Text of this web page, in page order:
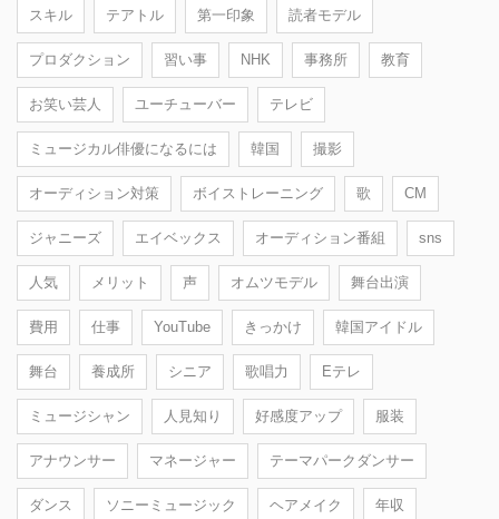
スキル テアトル 第一印象 読者モデル
プロダクション 習い事 NHK 事務所 教育
お笑い芸人 ユーチューバー テレビ
ミュージカル俳優になるには 韓国 撮影
オーディション対策 ボイストレーニング 歌 CM
ジャニーズ エイベックス オーディション番組 sns
人気 メリット 声 オムツモデル 舞台出演
費用 仕事 YouTube きっかけ 韓国アイドル
舞台 養成所 シニア 歌唱力 Eテレ
ミュージシャン 人見知り 好感度アップ 服装
アナウンサー マネージャー テーマパークダンサー
ダンス ソニーミュージック ヘアメイク 年収